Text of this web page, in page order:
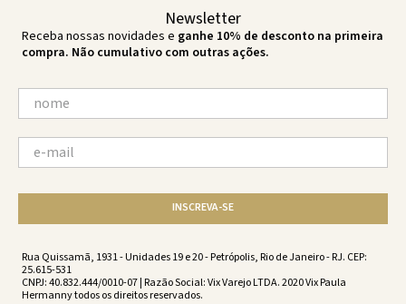
Newsletter
Receba nossas novidades e ganhe 10% de desconto na primeira
compra. Não cumulativo com outras ações.
INSCREVA-SE
Rua Quissamã, 1931 - Unidades 19 e 20 - Petrópolis, Rio de Janeiro - RJ. CEP:
25.615-531
CNPJ: 40.832.444/0010-07 | Razão Social: Vix Varejo LTDA. 2020 Vix Paula
Hermanny todos os direitos reservados.